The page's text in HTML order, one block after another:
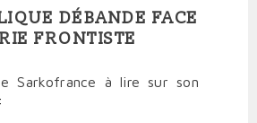
DÉBANDE FACE
FRONTISTE
Sarkofrance à lire sur son